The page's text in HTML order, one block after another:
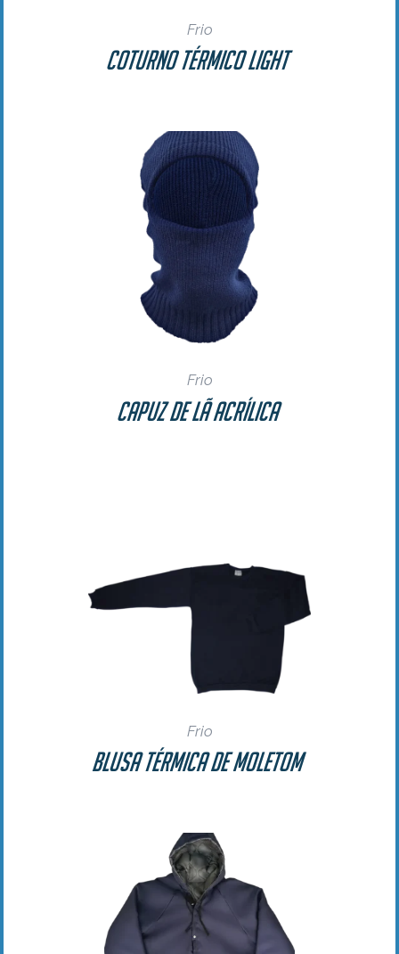
Frio
Coturno Térmico Light
Frio
Capuz de Lã Acrílica
Frio
Blusa Térmica de Moletom